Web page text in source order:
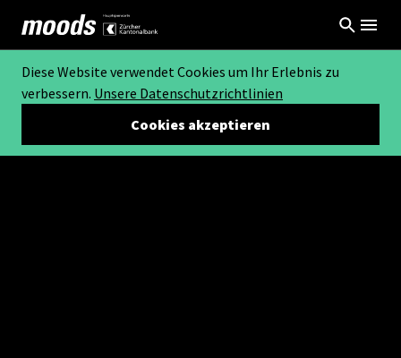
Diese Website verwendet Cookies um Ihr Erlebnis zu
verbessern. Unsere Datenschutzrichtlinien
Cookies akzeptieren